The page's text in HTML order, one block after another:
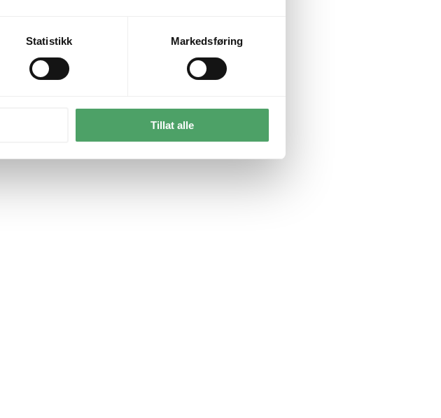
Statistikk Markedsføring
Tillat alle